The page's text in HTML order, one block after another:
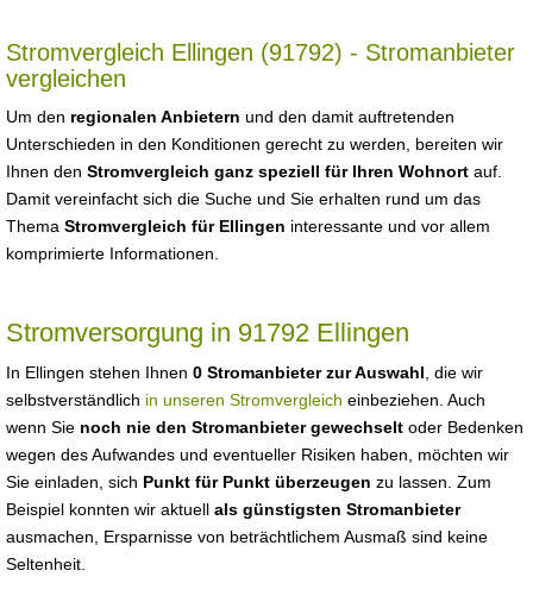
Stromvergleich Ellingen (91792) - Stromanbieter
vergleichen
Um den regionalen Anbietern und den damit auftretenden
Unterschieden in den Konditionen gerecht zu werden, bereiten wir
Ihnen den Stromvergleich ganz speziell für Ihren Wohnort auf.
Damit vereinfacht sich die Suche und Sie erhalten rund um das
Thema Stromvergleich für Ellingen interessante und vor allem
komprimierte Informationen.
Stromversorgung in 91792 Ellingen
In Ellingen stehen Ihnen 0 Stromanbieter zur Auswahl , die wir
selbstverständlich in unseren Stromvergleich einbeziehen. Auch
wenn Sie noch nie den Stromanbieter gewechselt oder Bedenken
wegen des Aufwandes und eventueller Risiken haben, möchten wir
Sie einladen, sich Punkt für Punkt überzeugen zu lassen. Zum
Beispiel konnten wir aktuell als günstigsten Stromanbieter
ausmachen, Ersparnisse von beträchtlichem Ausmaß sind keine
Seltenheit.